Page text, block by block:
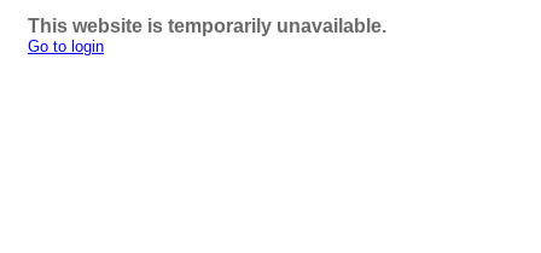
This website is temporarily unavailable.
Go to login